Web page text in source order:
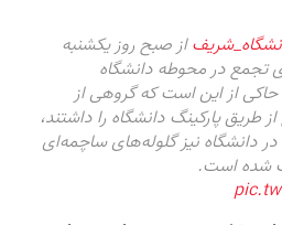
از صبح روز یکشنبه
تجمع در محوطه دانشگاه
حاکی از این است که گروهی از
پارکینگ دانشگاه را داشتند،
دانشگاه نیز گلوله‌های ساچمه‌ای
شده است.